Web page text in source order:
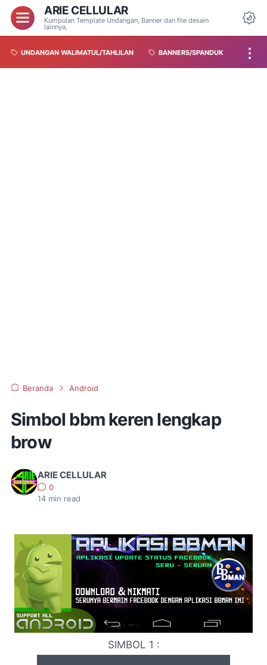
ARIE CELLULAR
Kumpulan Template Undangan, Banner dan file desain
lainnya,
UNDANGAN WALIMATUL/TAHLILAN BANNERS/SPANDUK
Beranda Android
Simbol bbm keren lengkap
brow
ARIE CELLULAR
0
14 min read
SIMBOL 1 :